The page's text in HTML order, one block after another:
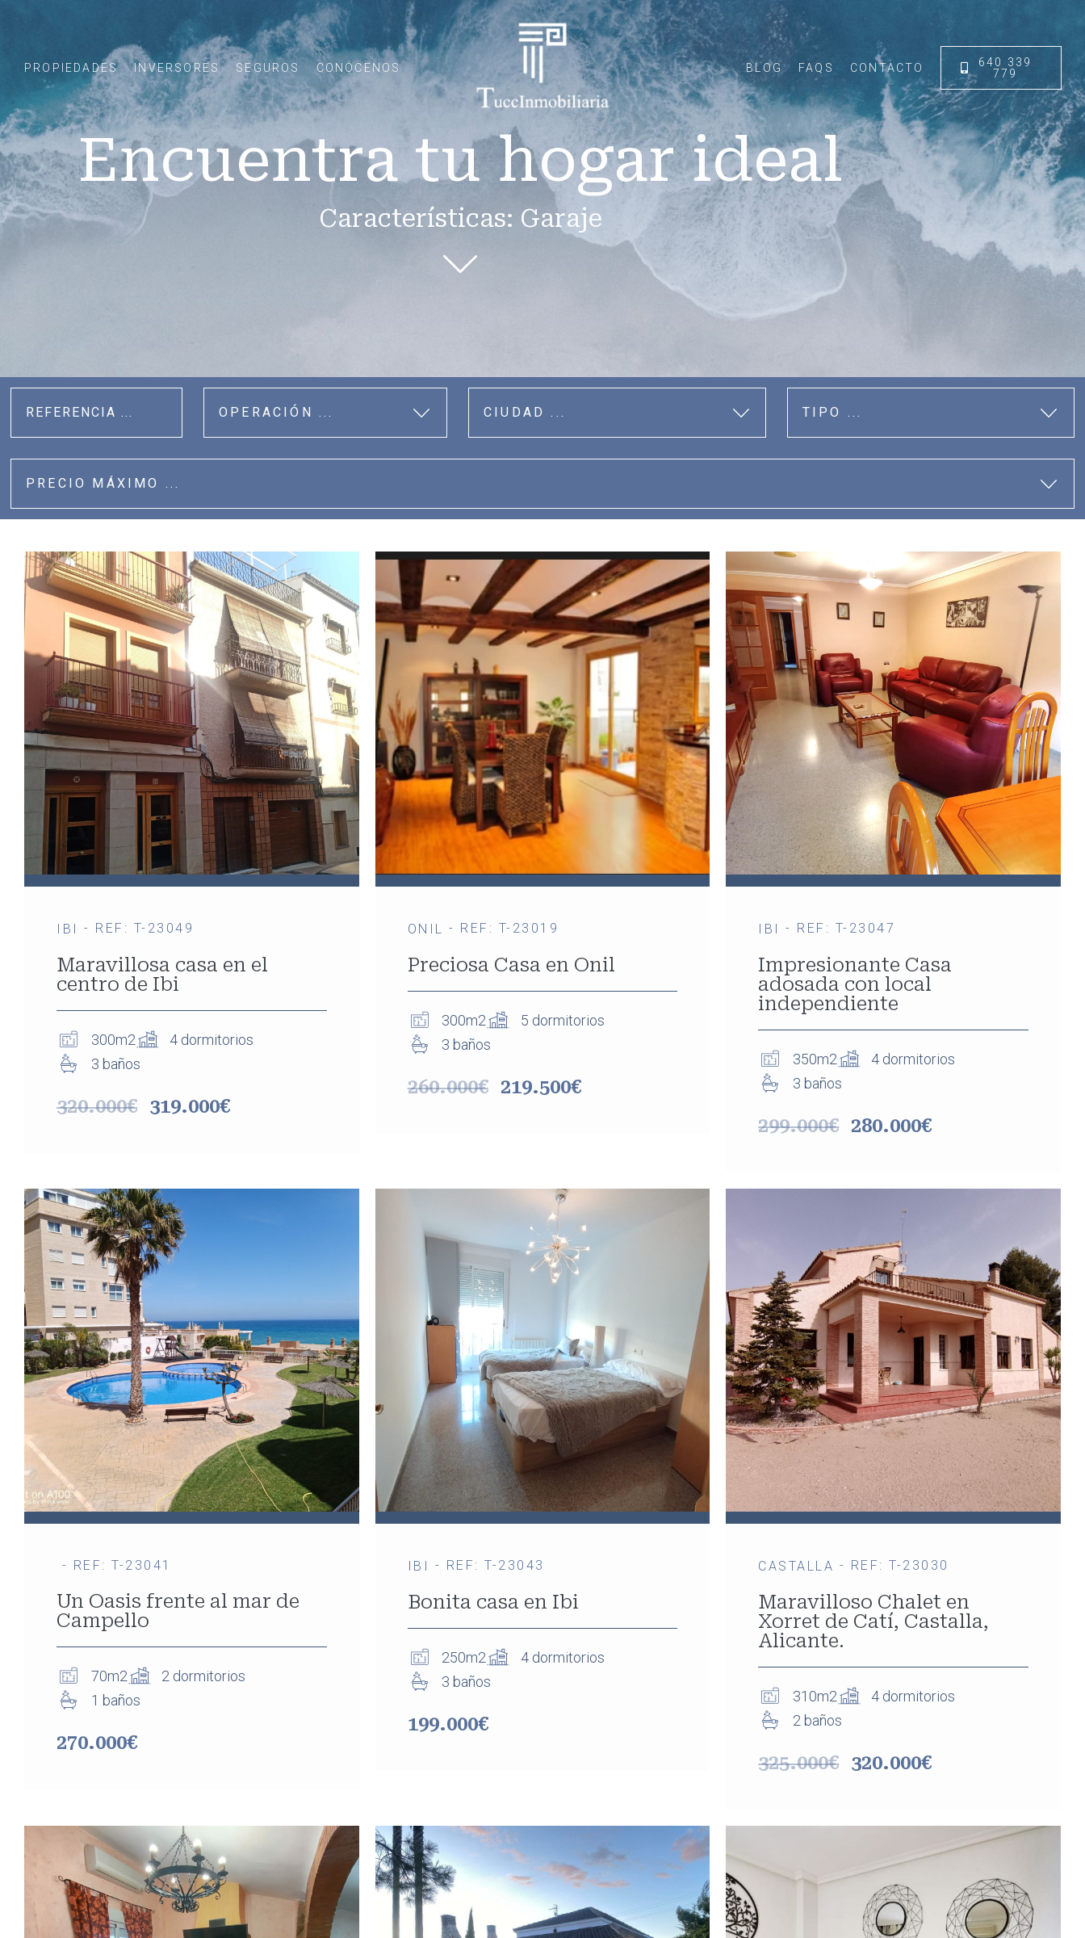
PROPIEDADES INVERSORES SEGUROS CONÓCENOS BLOG FAQS CONTACTO
640 339
779
Encuentra tu hogar ideal
Características: Garaje
IBI - REF: T-23049
Maravillosa casa en el
centro de Ibi
300m2
4 dormitorios
3 baños
320.000€ 319.000€
ONIL - REF: T-23019
Preciosa Casa en Onil
300m2
5 dormitorios
3 baños
260.000€ 219.500€
IBI - REF: T-23047
Impresionante Casa
adosada con local
independiente
350m2
4 dormitorios
3 baños
299.000€ 280.000€
- REF: T-23041
Un Oasis frente al mar de
Campello
70m2
2 dormitorios
1 baños
270.000€
IBI - REF: T-23043
Bonita casa en Ibi
250m2
4 dormitorios
3 baños
199.000€
CASTALLA - REF: T-23030
Maravilloso Chalet en
Xorret de Catí, Castalla,
Alicante.
310m2
4 dormitorios
2 baños
325.000€ 320.000€